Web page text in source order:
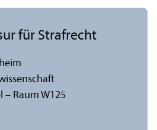
für Strafrecht
– Raum W125